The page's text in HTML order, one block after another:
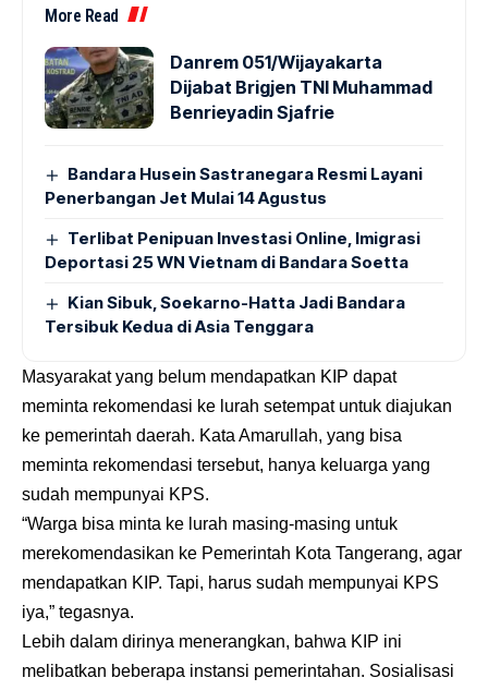
More Read
Danrem 051/Wijayakarta
Dijabat Brigjen TNI Muhammad
Benrieyadin Sjafrie
Bandara Husein Sastranegara Resmi Layani
Penerbangan Jet Mulai 14 Agustus
Terlibat Penipuan Investasi Online, Imigrasi
Deportasi 25 WN Vietnam di Bandara Soetta
Kian Sibuk, Soekarno-Hatta Jadi Bandara
Tersibuk Kedua di Asia Tenggara
Masyarakat yang belum mendapatkan KIP dapat
meminta rekomendasi ke lurah setempat untuk diajukan
ke pemerintah daerah. Kata Amarullah, yang bisa
meminta rekomendasi tersebut, hanya keluarga yang
sudah mempunyai KPS.
“Warga bisa minta ke lurah masing-masing untuk
merekomendasikan ke Pemerintah Kota Tangerang, agar
mendapatkan KIP. Tapi, harus sudah mempunyai KPS
iya,” tegasnya.
Lebih dalam dirinya menerangkan, bahwa KIP ini
melibatkan beberapa instansi pemerintahan. Sosialisasi